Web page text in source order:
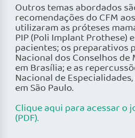
Outros temas abordados
recomendações do CFM
utilizaram as próteses
PIP (Poli Implant Prothese)
pacientes; os preparativos
Nacional dos Conselhos de
em Brasília; e as
Nacional de
em São Paulo.
Clique aqui para acessar o
(PDF).